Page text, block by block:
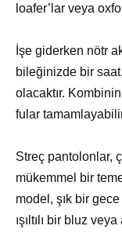
loafer’lar veya
İşe giderken nötr
bileğinizde bir
olacaktır.
fular
Streç pantolonlar,
mükemmel bir
model, şık bir
ışıltılı bir bluz